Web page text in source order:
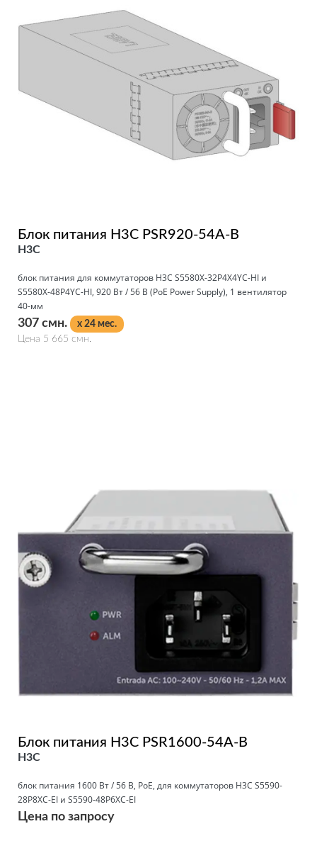
Блок питания H3C PSR920-54A-B
H3C
блок питания для коммутаторов H3C S5580X-32P4X4YC-HI и
S5580X-48P4YC-HI, 920 Вт / 56 В (PoE Power Supply), 1 вентилятор
40-мм
307 смн.
x 24 мес.
Цена 5 665 смн.
Блок питания H3C PSR1600-54A-B
H3C
блок питания 1600 Вт / 56 В, PoE, для коммутаторов H3C S5590-
28P8XC-EI и S5590-48P6XC-EI
Цена по запросу